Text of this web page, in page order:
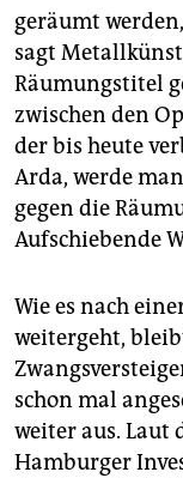
geräumt
sagt
Räumungstitel
zwischen den
der bis heute
Arda, werde
gegen die
Aufschiebende
Wie es nach
weitergeht,
schon mal
weiter aus. Laut
Hamburger